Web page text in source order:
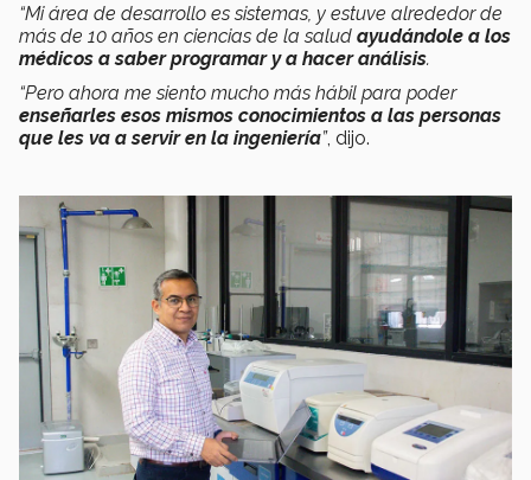
“Mi área de desarrollo es sistemas, y estuve alrededor de
más de 10 años en ciencias de la salud ayudándole a los
médicos a saber programar y a hacer análisis.
“Pero ahora me siento mucho más hábil para poder
enseñarles esos mismos conocimientos a las personas
que les va a servir en la ingeniería”, dijo.